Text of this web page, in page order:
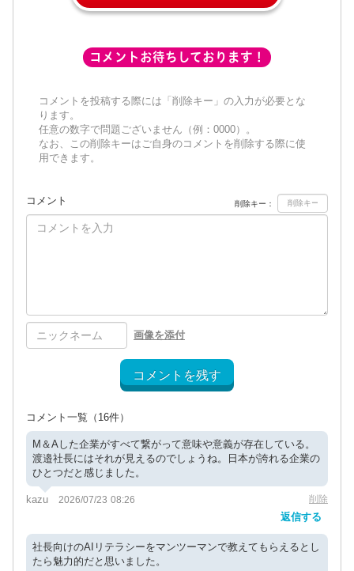
コメントお待ちしております！
コメントを投稿する際には「削除キー」の入力が必要とな
ります。
任意の数字で問題ございません（例：0000）。
なお、この削除キーはご自身のコメントを削除する際に使
用できます。
コメント 削除キー：
画像を添付
コメントを残す
コメント一覧 （16件）
M＆Aした企業がすべて繋がって意味や意義が存在している。
渡邉社長にはそれが見えるのでしょうね。日本が誇れる企業の
ひとつだと感じました。
kazu 2026/07/23 08:26 削除
返信する
社長向けのAIリテラシーをマンツーマンで教えてもらえるとし
たら魅力的だと思いました。